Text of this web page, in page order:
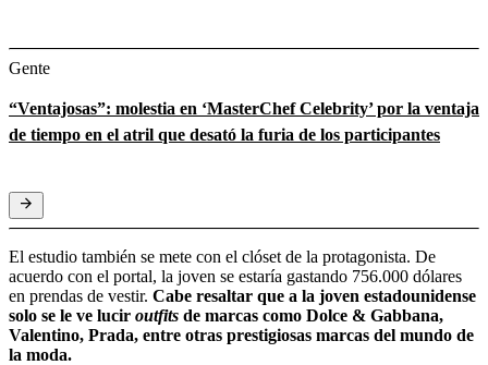
Gente
“Ventajosas”: molestia en ‘MasterChef Celebrity’ por la ventaja
de tiempo en el atril que desató la furia de los participantes
El estudio también se mete con el clóset de la protagonista. De
acuerdo con el portal, la joven se estaría gastando 756.000 dólares
en prendas de vestir. Cabe resaltar que a la joven estadounidense
solo se le ve lucir outfits de marcas como Dolce & Gabbana,
Valentino, Prada, entre otras prestigiosas marcas del mundo de
la moda.